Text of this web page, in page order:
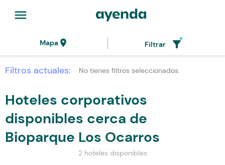
menu
Mapalocation_on Filtrar filter_alt
Filtros actuales: No tienes filtros seleccionados.
Hoteles corporativos
disponibles cerca de
Bioparque Los Ocarros
2 hoteles disponibles